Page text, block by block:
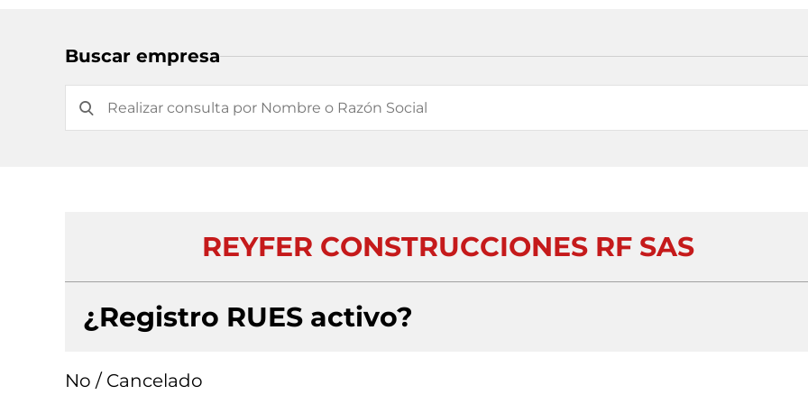
Buscar empresa
REYFER CONSTRUCCIONES RF SAS
¿Registro RUES activo?
No / Cancelado